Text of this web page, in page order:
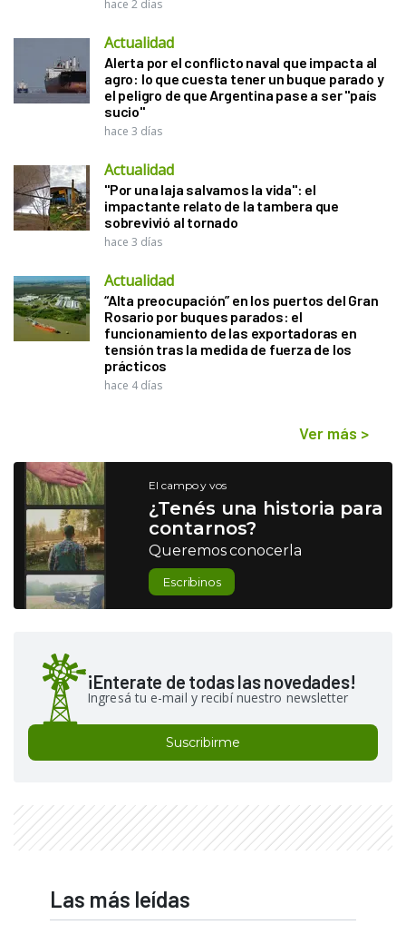
hace 2 días
Actualidad
Alerta por el conflicto naval que impacta al
agro: lo que cuesta tener un buque parado y
el peligro de que Argentina pase a ser "país
sucio"
hace 3 días
Actualidad
"Por una laja salvamos la vida": el
impactante relato de la tambera que
sobrevivió al tornado
hace 3 días
Actualidad
“Alta preocupación” en los puertos del Gran
Rosario por buques parados: el
funcionamiento de las exportadoras en
tensión tras la medida de fuerza de los
prácticos
hace 4 días
Ver más >
El campo y vos
¿Tenés una historia para
contarnos?
Queremos conocerla
Escribinos
¡Enterate de todas las novedades!
Ingresá tu e-mail y recibí nuestro newsletter
Suscribirme
Las más leídas